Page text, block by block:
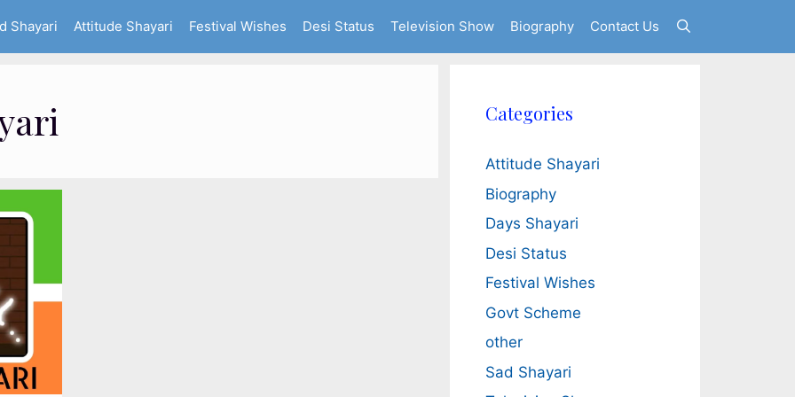
Shayari Attitude Shayari Festival Wishes Desi Status Television Show Biography Contact Us
Categories
Attitude Shayari
Biography
Days Shayari
Desi Status
Festival Wishes
Govt Scheme
other
Sad Shayari